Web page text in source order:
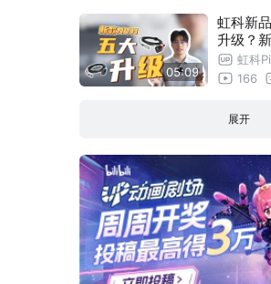
05:09
虹科新
升级？
虹科
166
展开